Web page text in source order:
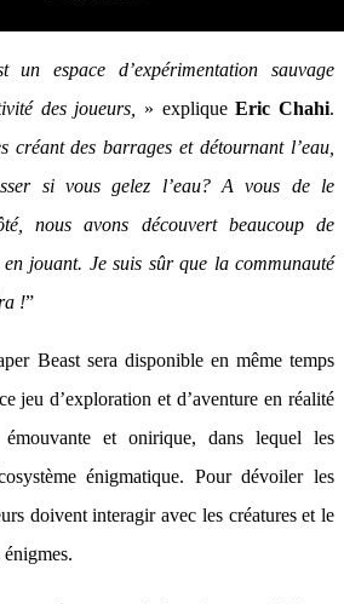
un espace d’expérimentation sauvage
des joueurs,
» expliqueEric Chahi.
créant des barrages et détournant l’eau,
si vous gelez l’eau? A vous de le
nous avons découvert beaucoup de
en jouant. Je suis sûr que la communauté
!”
Beast sera disponible en même temps
jeu d’exploration et d’aventure en réalité
et onirique, dans lequel les
énigmatique. Pour dévoiler les
doivent interagir avec les créatures et le